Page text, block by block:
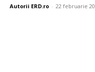
Autorii ERD.ro - 22 februarie